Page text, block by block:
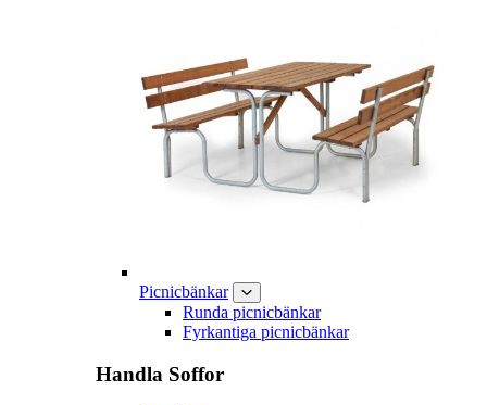
Picnicbänkar
Runda picnicbänkar
Fyrkantiga picnicbänkar
Handla Soffor